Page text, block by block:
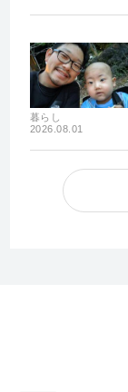
暮らし
2026.08.01